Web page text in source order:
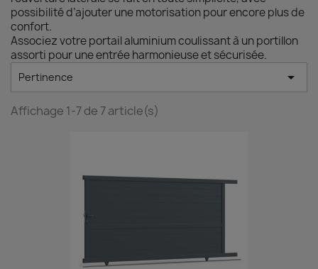
possibilité d’ajouter une motorisation pour encore plus de
confort.
Associez votre portail aluminium coulissant à un portillon
assorti pour une entrée harmonieuse et sécurisée.
Pertinence 
Affichage 1-7 de 7 article(s)